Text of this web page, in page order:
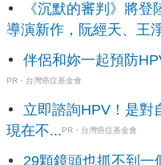
《沉默的審判》將登
導演新作，阮經天、王
伴侶和妳一起預防
PR・台灣癌症基金會
立即諮詢HPV！是對
現在不... PR・台灣癌症基金會
29顆鏡頭也抓不到一